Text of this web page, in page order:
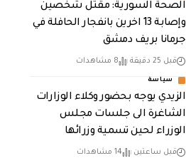
الصحة السورية: مقتل شخصين
وإصابة 13 اخرين بانفجار الحافلة في
جرمانا بريف دمشق
قبل 25 دقيقة 8 مشاهدات
سياسة
الزيدي يوجه بحضور وكلاء الوزارات
الشاغرة الى جلسات مجلس
الوزراء لحين تسمية وزرائها
قبل ساعتين 14 مشاهدات